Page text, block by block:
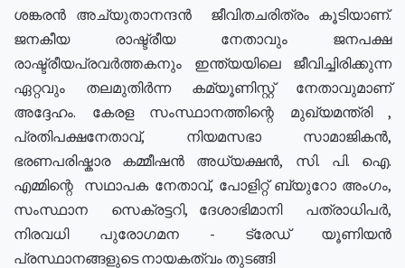
ശങ്കരൻ അച്യുതാനന്ദൻ ജീവിതചരിത്രം കൂടിയാണ്.
ജനകീയ രാഷ്ട്രീയ നേതാവും ജനപക്ഷ
രാഷ്ട്രീയപ്രവർത്തകനും ഇന്ത്യയിലെ ജീവിച്ചിരിക്കുന്ന
ഏറ്റവും തലമുതിർന്ന കമ്യൂണിസ്റ്റ് നേതാവുമാണ്
അദ്ദേഹം. കേരള സംസ്ഥാനത്തിന്റെ മുഖ്യമന്ത്രി ,
പ്രതിപക്ഷനേതാവ്, നിയമസഭാ സാമാജികൻ,
ഭരണപരിഷ്കാര കമ്മീഷൻ അധ്യക്ഷൻ, സി. പി. ഐ.
എമ്മിന്റെ സഥാപക നേതാവ്, പോളിറ്റ് ബ്യുറോ അംഗം,
സംസ്ഥാന സെക്രട്ടറി, ദേശാഭിമാനി പത്രാധിപർ,
നിരവധി പുരോഗമന - ട്രേഡ് യൂണിയൻ
പ്രസ്ഥാനങ്ങളുടെ നായകത്വം തുടങ്ങി